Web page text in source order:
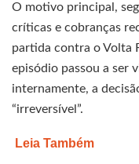
O motivo principal,
críticas e cobranças
partida contra o Volta
episódio passou a ser
internamente, a
“irreversível”.
Leia Também